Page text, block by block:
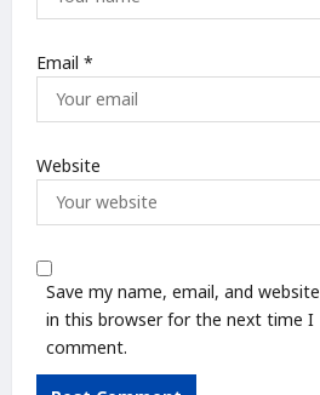
Email *
Website
Save my name, email, and website
in this browser for the next time I
comment.